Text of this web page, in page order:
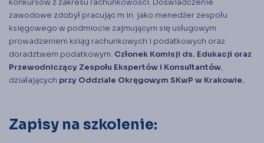
konkursów z zakresu rachunkowości. Doświadczenie
zawodowe zdobył pracując m.in. jako menedżer zespołu
księgowego w podmiocie zajmującym się usługowym
prowadzeniem ksiąg rachunkowych i podatkowych oraz
doradztwem podatkowym. Członek Komisji ds. Edukacji oraz
Przewodniczący Zespołu Ekspertów i Konsultantów,
działających przy Oddziale Okręgowym SKwP w Krakowie.
Zapisy na szkolenie: